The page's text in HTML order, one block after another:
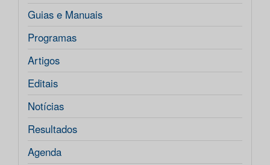
Guias e Manuais
Programas
Artigos
Editais
Notícias
Resultados
Agenda